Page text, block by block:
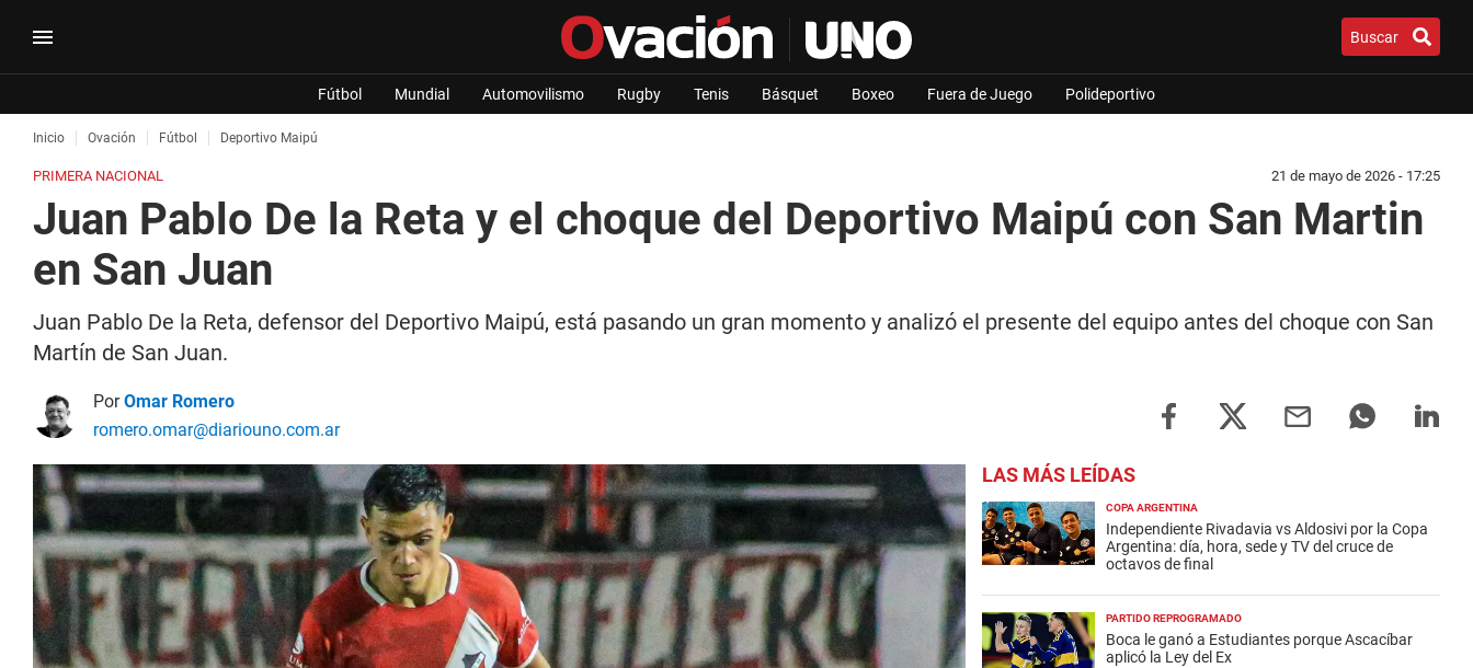
Buscar
Fútbol Mundial Automovilismo Rugby Tenis Básquet Boxeo Fuera de Juego Polideportivo
Inicio Ovación Fútbol Deportivo Maipú
PRIMERA NACIONAL 21 de mayo de 2026 - 17:25
Juan Pablo De la Reta y el choque del Deportivo Maipú con San Martin
en San Juan
Juan Pablo De la Reta, defensor del Deportivo Maipú, está pasando un gran momento y analizó el presente del equipo antes del choque con San
Martín de San Juan.
PorOmar Romero
romero.omar@diariouno.com.ar
LAS MÁS LEÍDAS
COPA ARGENTINA
Independiente Rivadavia vs Aldosivi por la Copa
Argentina: día, hora, sede y TV del cruce de
octavos de final
PARTIDO REPROGRAMADO
Boca le ganó a Estudiantes porque Ascacíbar
aplicó la Ley del Ex